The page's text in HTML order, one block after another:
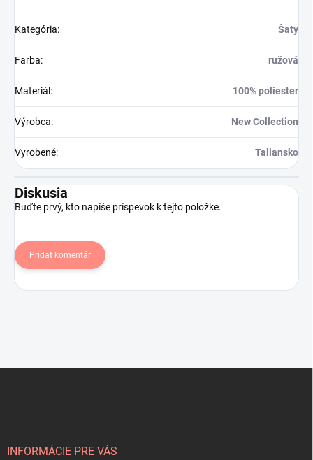
Kategória: Šaty
Farba: ružová
Materiál : 100% poliester
Výrobca: New Collection
Vyrobené: Taliansko
Diskusia
Buďte prvý, kto napíše príspevok k tejto položke.
Pridať komentár
INFORMÁCIE PRE VÁS